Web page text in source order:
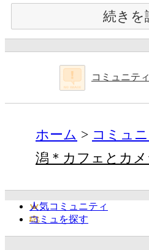
続きを
コミュニテ
ホーム コミュ
潟＊カフェとカメ
人気コミュニティ
コミュを探す